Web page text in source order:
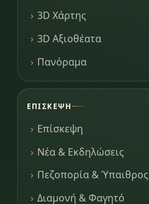
3D Χάρτης
3D Αξιοθέατα
Πανόραμα
ΕΠΊΣΚΕΨΗ
Επίσκεψη
Νέα & Εκδηλώσεις
Πεζοπορία & Ύπαιθρος
Διαμονή & Φαγητό